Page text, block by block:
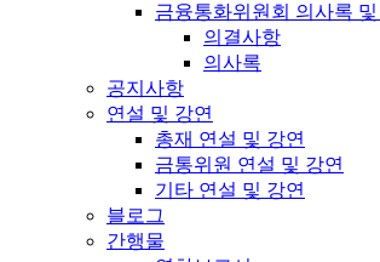
금융통화위원회 의사록
의결사항
의사록
공지사항
연설 및 강연
총재 연설 및 강연
금통위원 연설 및 강연
기타 연설 및 강연
블로그
간행물